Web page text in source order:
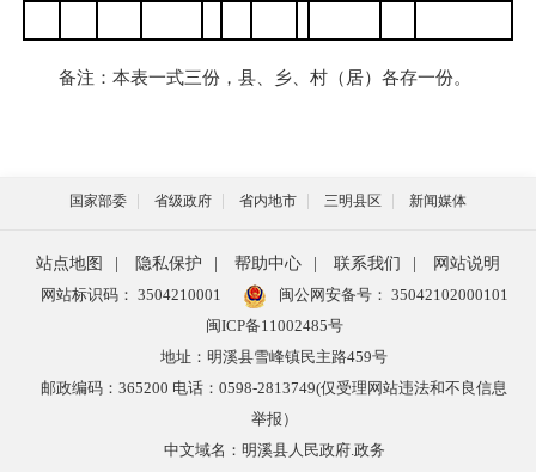
备注：本表一式三份，县、乡、村（居）各存一份。
国家部委 省级政府 省内地市 三明县区 新闻媒体
站点地图 | 隐私保护 | 帮助中心 | 联系我们 |
网站说明
网站标识码： 3504210001
闽公网安备号： 35042102000101
闽ICP备11002485号
地址：明溪县雪峰镇民主路459号
邮政编码：365200 电话：0598-2813749(仅受理网站违法和不良信息
举报）
中文域名：明溪县人民政府.政务